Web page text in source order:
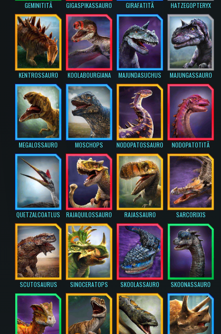
GEMINITITÃ GIGASPIKASSAURO GIRAFATITÃ HATZEGOPTERYX
KENTROSSAURO KOOLABOURGIANA MAJUNDASUCHUS MAJUNGASSAURO
MEGALOSSAURO MOSCHOPS NODOPATOSSAURO NODOPATOTITÃ
QUETZALCOATLUS RAJAQUILOSSAURO RAJASSAURO SARCORIXIS
SCUTOSAURUS SINOCERATOPS SKOOLASSAURO SKOONASSAURO